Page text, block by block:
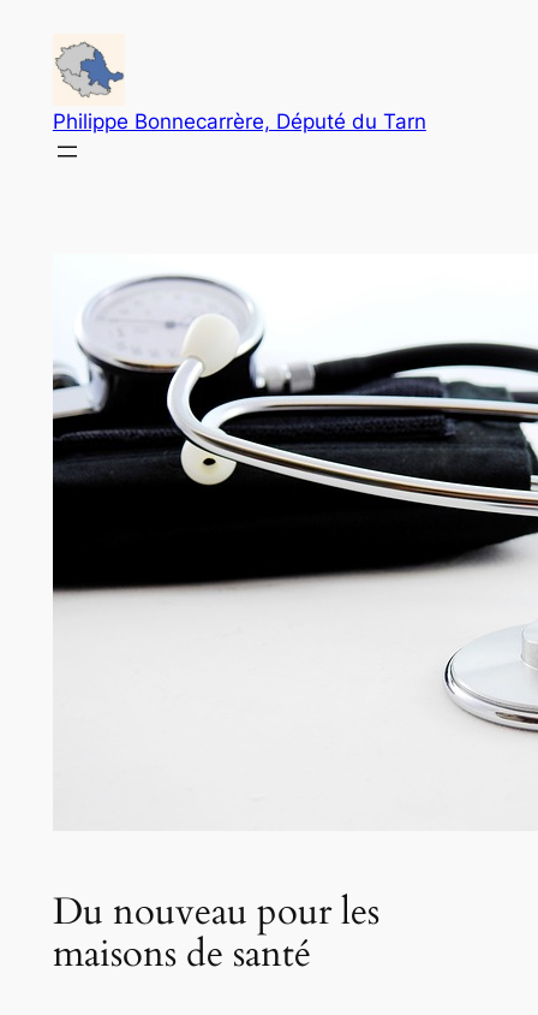
contenu
Philippe Bonnecarrère, Député du Tarn
Du nouveau pour les
maisons de santé